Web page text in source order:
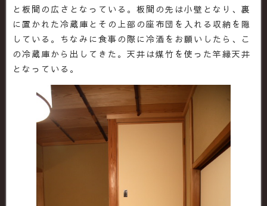
と板間の広さとなっている。板間の先は小壁となり、裏
に置かれた冷蔵庫とその上部の座布団を入れる収納を隠
している。ちなみに食事の際に冷酒をお願いしたら、こ
の冷蔵庫から出してきた。天井は煤竹を使った竿縁天井
となっている。